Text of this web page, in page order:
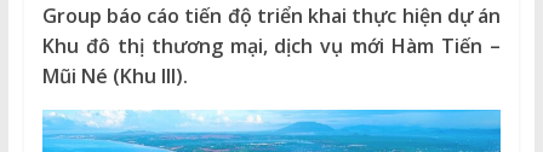
Group báo cáo tiến độ triển khai thực hiện dự án
Khu đô thị thương mại, dịch vụ mới Hàm Tiến –
Mũi Né (Khu III).